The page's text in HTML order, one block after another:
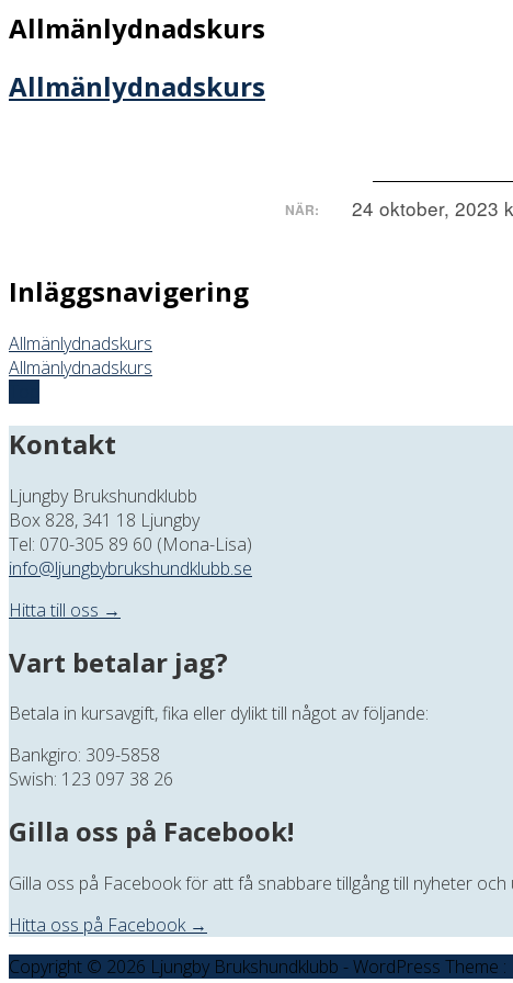
Allmänlydnadskurs
Allmänlydnadskurs
NÄR: 24 oktober, 2023
Inläggsnavigering
Allmänlydnadskurs
Allmänlydnadskurs
Kontakt
Ljungby Brukshundklubb
Box 828, 341 18 Ljungby
Tel: 070-305 89 60 (Mona-Lisa)
info@ljungbybrukshundklubb.se
Hitta till oss →
Vart betalar jag?
Betala in kursavgift, fika eller dylikt till något av följande:
Bankgiro: 309-5858
Swish: 123 097 38 26
Gilla oss på Facebook!
Gilla oss på Facebook för att få snabbare tillgång till nyheter
Hitta oss på Facebook →
Copyright © 2026 Ljungby Brukshundklubb - WordPress Theme :